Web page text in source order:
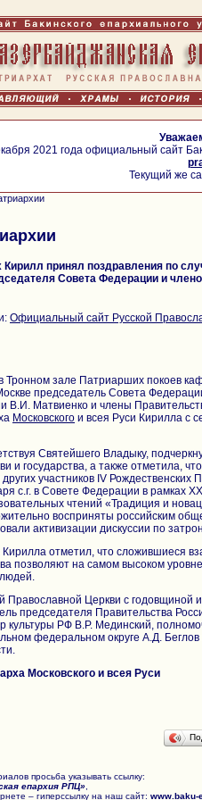
2021 года официальный сайт
Текущий же
Кирилл принял поздравления по
Совета Федерации и
Официальный сайт Русской
Тронном зале Патриарших покоев
председатель Совета
В.И. Матвиенко и члены
Московского и всея Руси Кирилла с
Святейшего Владыку,
и государства, а также отметила, что
участников IV Рождественских
с.г. в Совете Федерации в рамках
чтений «Традиция и
восприняты российским
активизации дискуссии по
отметил, что сложившиеся
позволяют на самом высоком
Православной Церкви с годовщиной
председателя Правительства
культуры РФ В.Р. Мединский,
федеральном округе А.Д. Беглов
Московского и всея Руси
просьба указывать ссылку:
епархия РПЦ»
– гиперссылку на наш сайт: www.baku-